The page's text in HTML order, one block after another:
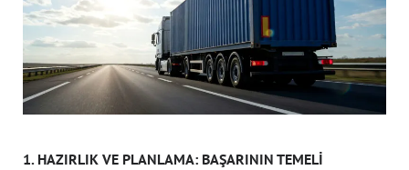
1. HAZIRLIK VE PLANLAMA: BAŞARININ TEMELI